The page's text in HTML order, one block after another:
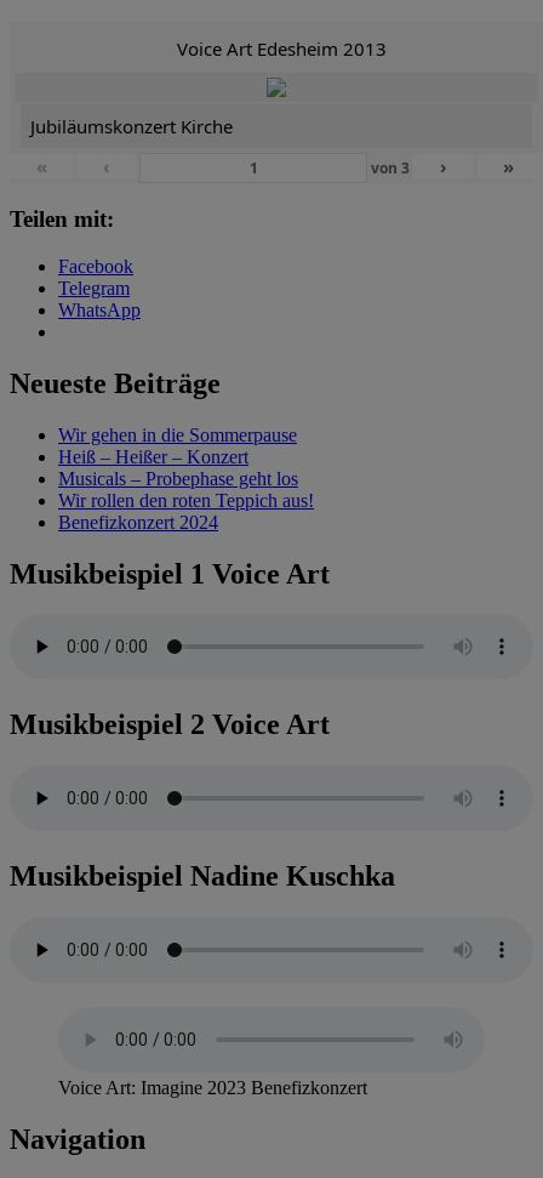
Voice Art Edesheim 2013
Jubiläumskonzert Kirche
«
‹ von3 › »
Teilen mit:
Facebook
Telegram
WhatsApp
Neueste Beiträge
Wir gehen in die Sommerpause
Heiß – Heißer – Konzert
Musicals – Probephase geht los
Wir rollen den roten Teppich aus!
Benefizkonzert 2024
Musikbeispiel 1 Voice Art
Musikbeispiel 2 Voice Art
Musikbeispiel Nadine Kuschka
Voice Art: Imagine 2023 Benefizkonzert
Navigation